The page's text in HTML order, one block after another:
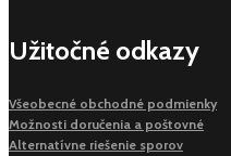
Užitočné odkazy
Všeobecné obchodné podmienky
Možnosti doručenia a poštovné
Alternatívne riešenie sporov